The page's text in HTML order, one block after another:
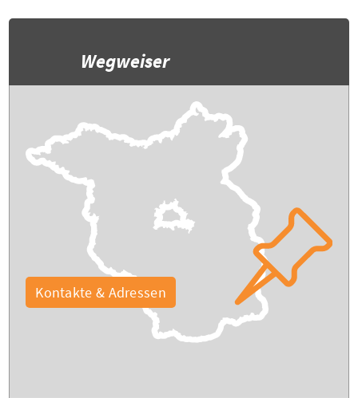
Wegweiser
Kontakte & Adressen